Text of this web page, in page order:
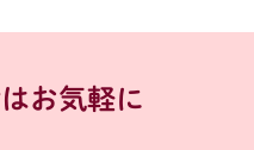
お気軽に